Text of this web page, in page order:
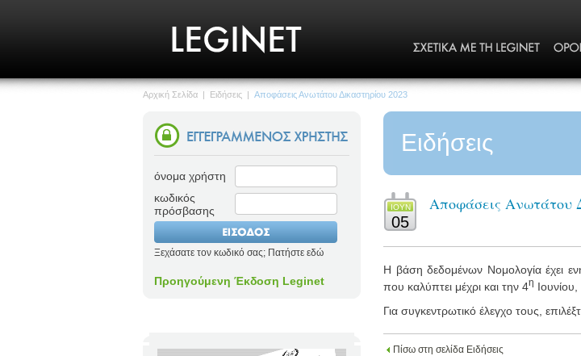
Αρχική Σελίδα | Ειδήσεις | Αποφάσεις Ανωτάτου Δικαστηρίου 2023
όνομα χρήστη
κωδικός
πρόσβασης
Ξεχάσατε τον κωδικό σας; Πατήστε εδώ
Προηγούμενη Έκδοση Leginet
Ειδήσεις
ΙΟΥΝ
05
Αποφάσεις Ανωτάτου
Η βάση δεδομένων Νομολογία έχει
που καλύπτει μέχρι και την 4η
Για συγκεντρωτικό έλεγχο τους,
Πίσω στη σελίδα Ειδήσεις